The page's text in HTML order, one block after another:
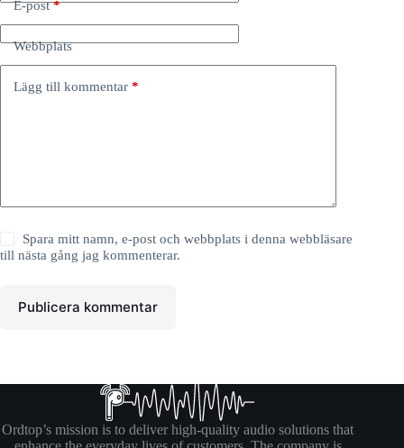
E-post*
Webbplats
Lägg till kommentar *
Spara mitt namn, e-post och webbplats i denna webbläsare
till nästa gång jag kommenterar.
Publicera kommentar
Ordtop’s mission is to deliver high-quality audio solutions that